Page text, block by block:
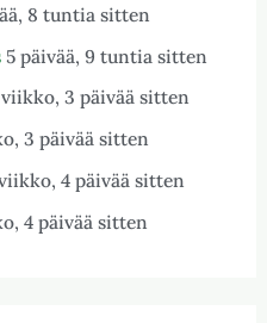
8 tuntia sitten
5 päivää, 9 tuntia sitten
viikko, 3 päivää sitten
3 päivää sitten
4 päivää sitten
4 päivää sitten